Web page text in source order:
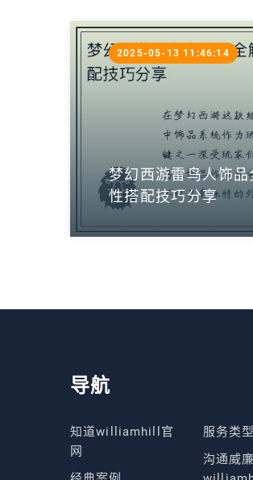
梦幻西游雷鸟人饰
性搭配技巧分享
2025-05-13 11:46:14
导航
知道williamhill官
网
服务类型
沟通威